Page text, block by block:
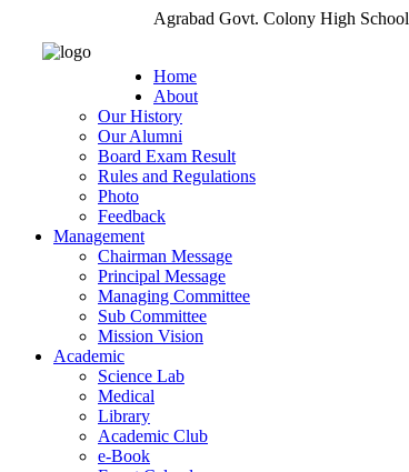
Agrabad Govt. Colony High School
Home
About
Our History
Our Alumni
Board Exam Result
Rules and Regulations
Photo
Feedback
Management
Chairman Message
Principal Message
Managing Committee
Sub Committee
Mission Vision
Academic
Science Lab
Medical
Library
Academic Club
e-Book